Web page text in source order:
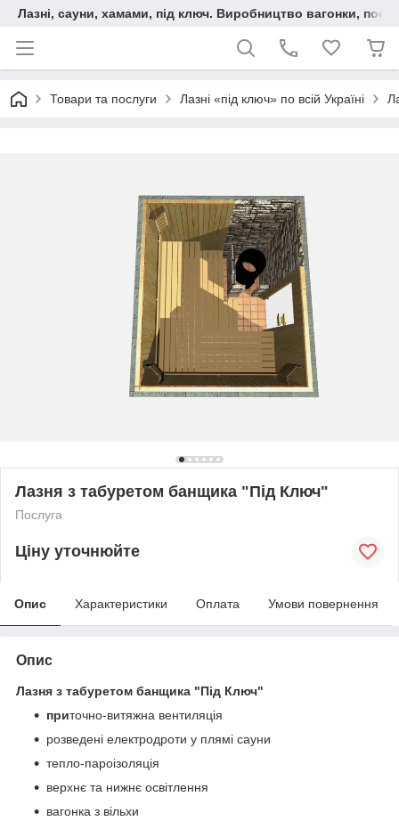
Лазні, сауни, хамами, під ключ. Виробництво вагонки,
Товари та послуги Лазні «під ключ» по всій Україні
Лазня з табуретом банщика "Під Ключ"
Послуга
Ціну уточнюйте
Опис Характеристики Оплата Умови повернення
Опис
Лазня з табуретом банщика "Під Ключ"
приточно-витяжна вентиляція
розведені електродроти у плямі сауни
тепло-пароізоляція
верхнє та нижнє освітлення
вагонка з вільхи